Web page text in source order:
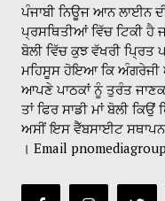
ਪੰਜਾਬੀ ਨਿਊਜ ਆਨ ਲਾਈਨ
ਪ੍ਰਸਥਿਤੀਆਂ ਵਿੱਚ ਟਿਕੀ ਹੈ
ਬੋਲੀ ਵਿੱਚ ਕੁਝ ਵੱਖਰੀ ਪ੍ਰਿਤ
ਮਹਿਸੂਸ ਹੋਇਆ ਕਿ ਅੰਗਰੇਜੀ
ਆਪਣੇ ਪਾਠਕਾਂ ਨੂੰ ਤੁਰੰਤ
ਤਾਂ ਫਿਰ ਸਾਡੀ ਮਾਂ ਬੋਲੀ
ਅਸੀਂ ਇਸ ਵੈੱਬਸਾਈਟ
। Email